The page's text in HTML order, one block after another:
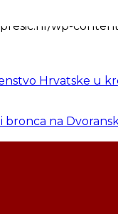
Hrvatske u
bronca na